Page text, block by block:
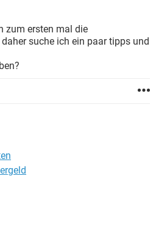
zum ersten mal die
suche ich ein paar tipps und